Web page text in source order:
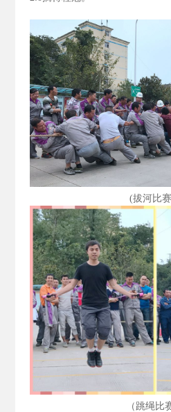
(拔河比赛
（跳绳比